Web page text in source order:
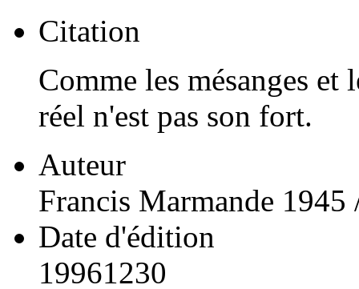
Citation
Comme les mésanges
réel n'est pas son fort.
Auteur
Francis Marmande
Date d'édition
19961230